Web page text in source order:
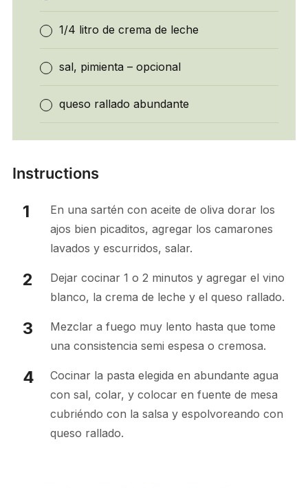
1/4 litro de crema de leche
sal, pimienta – opcional
queso rallado abundante
Instructions
En una sartén con aceite de oliva dorar los
ajos bien picaditos, agregar los camarones
lavados y escurridos, salar.
Dejar cocinar 1 o 2 minutos y agregar el vino
blanco, la crema de leche y el queso rallado.
Mezclar a fuego muy lento hasta que tome
una consistencia semi espesa o cremosa.
Cocinar la pasta elegida en abundante agua
con sal, colar, y colocar en fuente de mesa
cubriéndo con la salsa y espolvoreando con
queso rallado.